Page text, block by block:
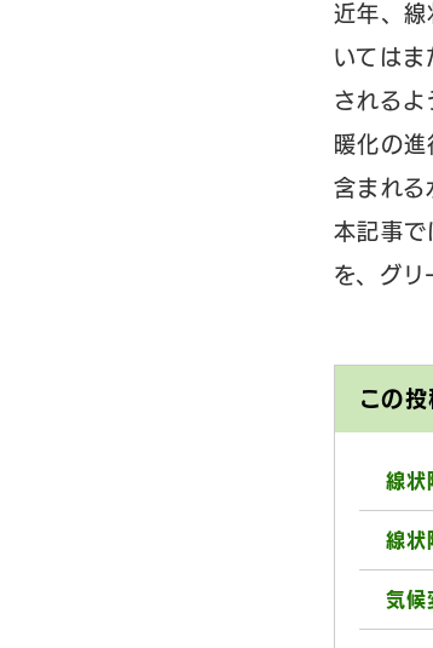
近年、線
いては
される
暖化の
含まれる
本記事で
を、グリ
この
線状
線状
気候